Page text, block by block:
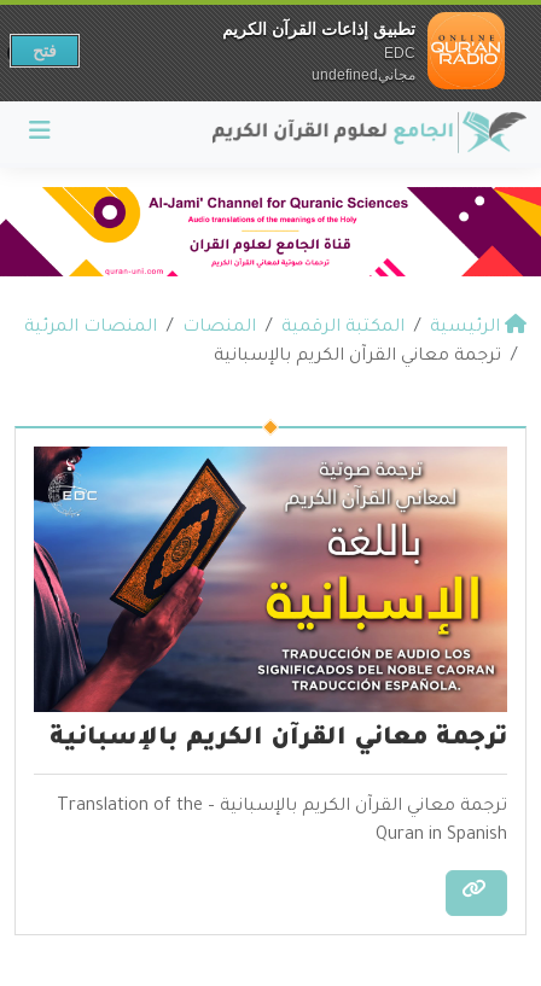
الرئيسية المكتبة الرقمية المنصات
المنصات المرئية
ترجمة معاني القرآن الكريم بالإسبانية
ترجمة معاني القرآن الكريم بالإسبانية
ترجمة معاني القرآن الكريم بالإسبانية – Translation of the
Quran in Spanish
تطبيق إذاعات القرآن الكريم
EDC
مجانيundefined
فتح